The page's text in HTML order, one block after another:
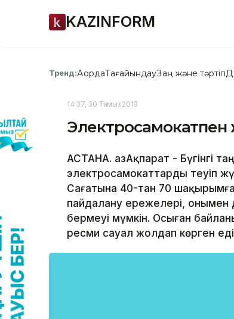
KAZINFORM
Тренд:АқордаТағайындауЗаң және тәртіп
14:37, 30 Тамыз 2018
Электросамокатпен
АСТАНА. ҚазАқпарат - Бүгінгі
электросамокаттарды теуіп
Сағатына 40-тан 70 шақырымға
пайдалану ережелері, онымен
бермеуі мүмкін. Осыған
ресми сауал жолдап көрген